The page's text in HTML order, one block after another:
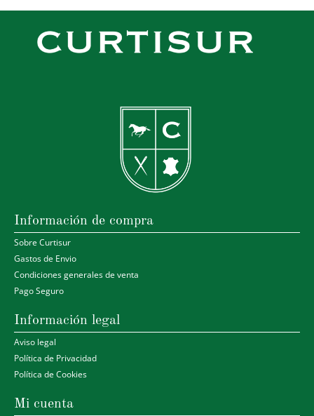
Información de compra
Sobre Curtisur
Gastos de Envio
Condiciones generales de venta
Pago Seguro
Información legal
Aviso legal
Política de Privacidad
Política de Cookies
Mi cuenta